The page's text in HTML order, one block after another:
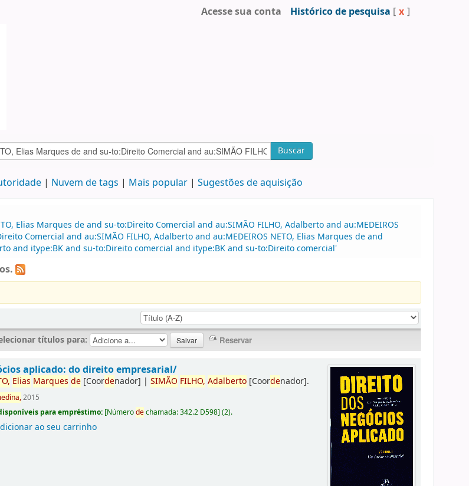
Acesse sua conta Histórico de pesquisa [ x ]
Buscar
Nuvem de tags Mais popular Sugestões de aquisição
Elias Marques de and su-to:Direito Comercial and au:SIMÃO FILHO, Adalberto and au:MEDEIROS
Comercial and au:SIMÃO FILHO, Adalberto and au:MEDEIROS NETO, Elias Marques de and
and itype:BK and su-to:Direito comercial and itype:BK and su-to:Direito comercial'
títulos para:
aplicado: do direito empresarial/
Elias Marques de [Coordenador] |SIMÃO FILHO, Adalberto [Coordenador].
2015
para empréstimo: [Númerodechamada:342.2 D598](2).
ao seu carrinho